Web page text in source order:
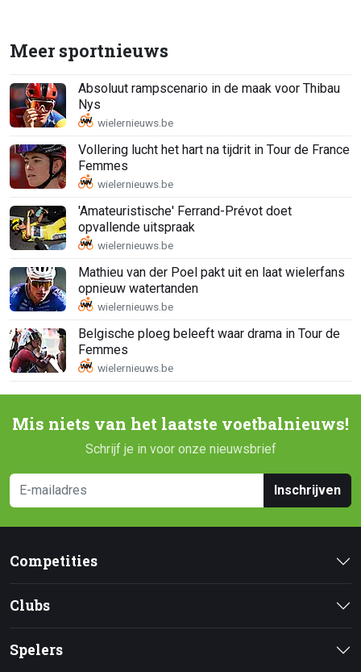
Meer sportnieuws
Absoluut rampscenario in de maak voor Thibau
Nys
Vollering lucht het hart na tijdrit in Tour de France
Femmes
'Amateuristische' Ferrand-Prévot doet
opvallende uitspraak
Mathieu van der Poel pakt uit en laat wielerfans
opnieuw watertanden
Belgische ploeg beleeft waar drama in Tour de
Femmes
Mis niets van het laatste voetbalnieuws!
Schrijf je in voor onze nieuwsbrief
Inschrijven
Competities
Clubs
Spelers